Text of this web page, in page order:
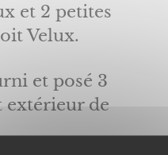
et 2 petites
Velux.
et posé 3
extérieur de